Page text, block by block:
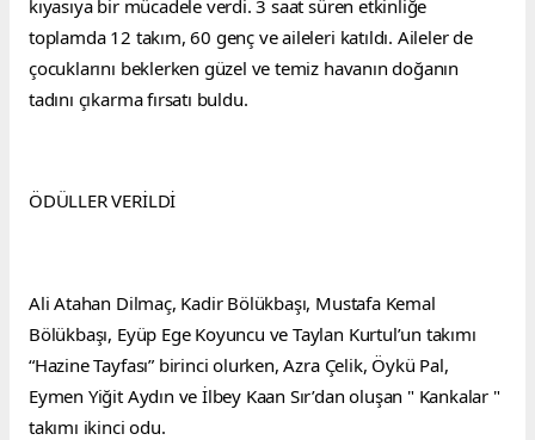
kıyasıya bir mücadele verdi. 3 saat süren etkinliğe
toplamda 12 takım, 60 genç ve aileleri katıldı. Aileler de
çocuklarını beklerken güzel ve temiz havanın doğanın
tadını çıkarma fırsatı buldu.
ÖDÜLLER VERİLDİ
Ali Atahan Dilmaç, Kadir Bölükbaşı, Mustafa Kemal
Bölükbaşı, Eyüp Ege Koyuncu ve Taylan Kurtul’un takımı
“Hazine Tayfası” birinci olurken, Azra Çelik, Öykü Pal,
Eymen Yiğit Aydın ve İlbey Kaan Sır’dan oluşan " Kankalar "
takımı ikinci odu.